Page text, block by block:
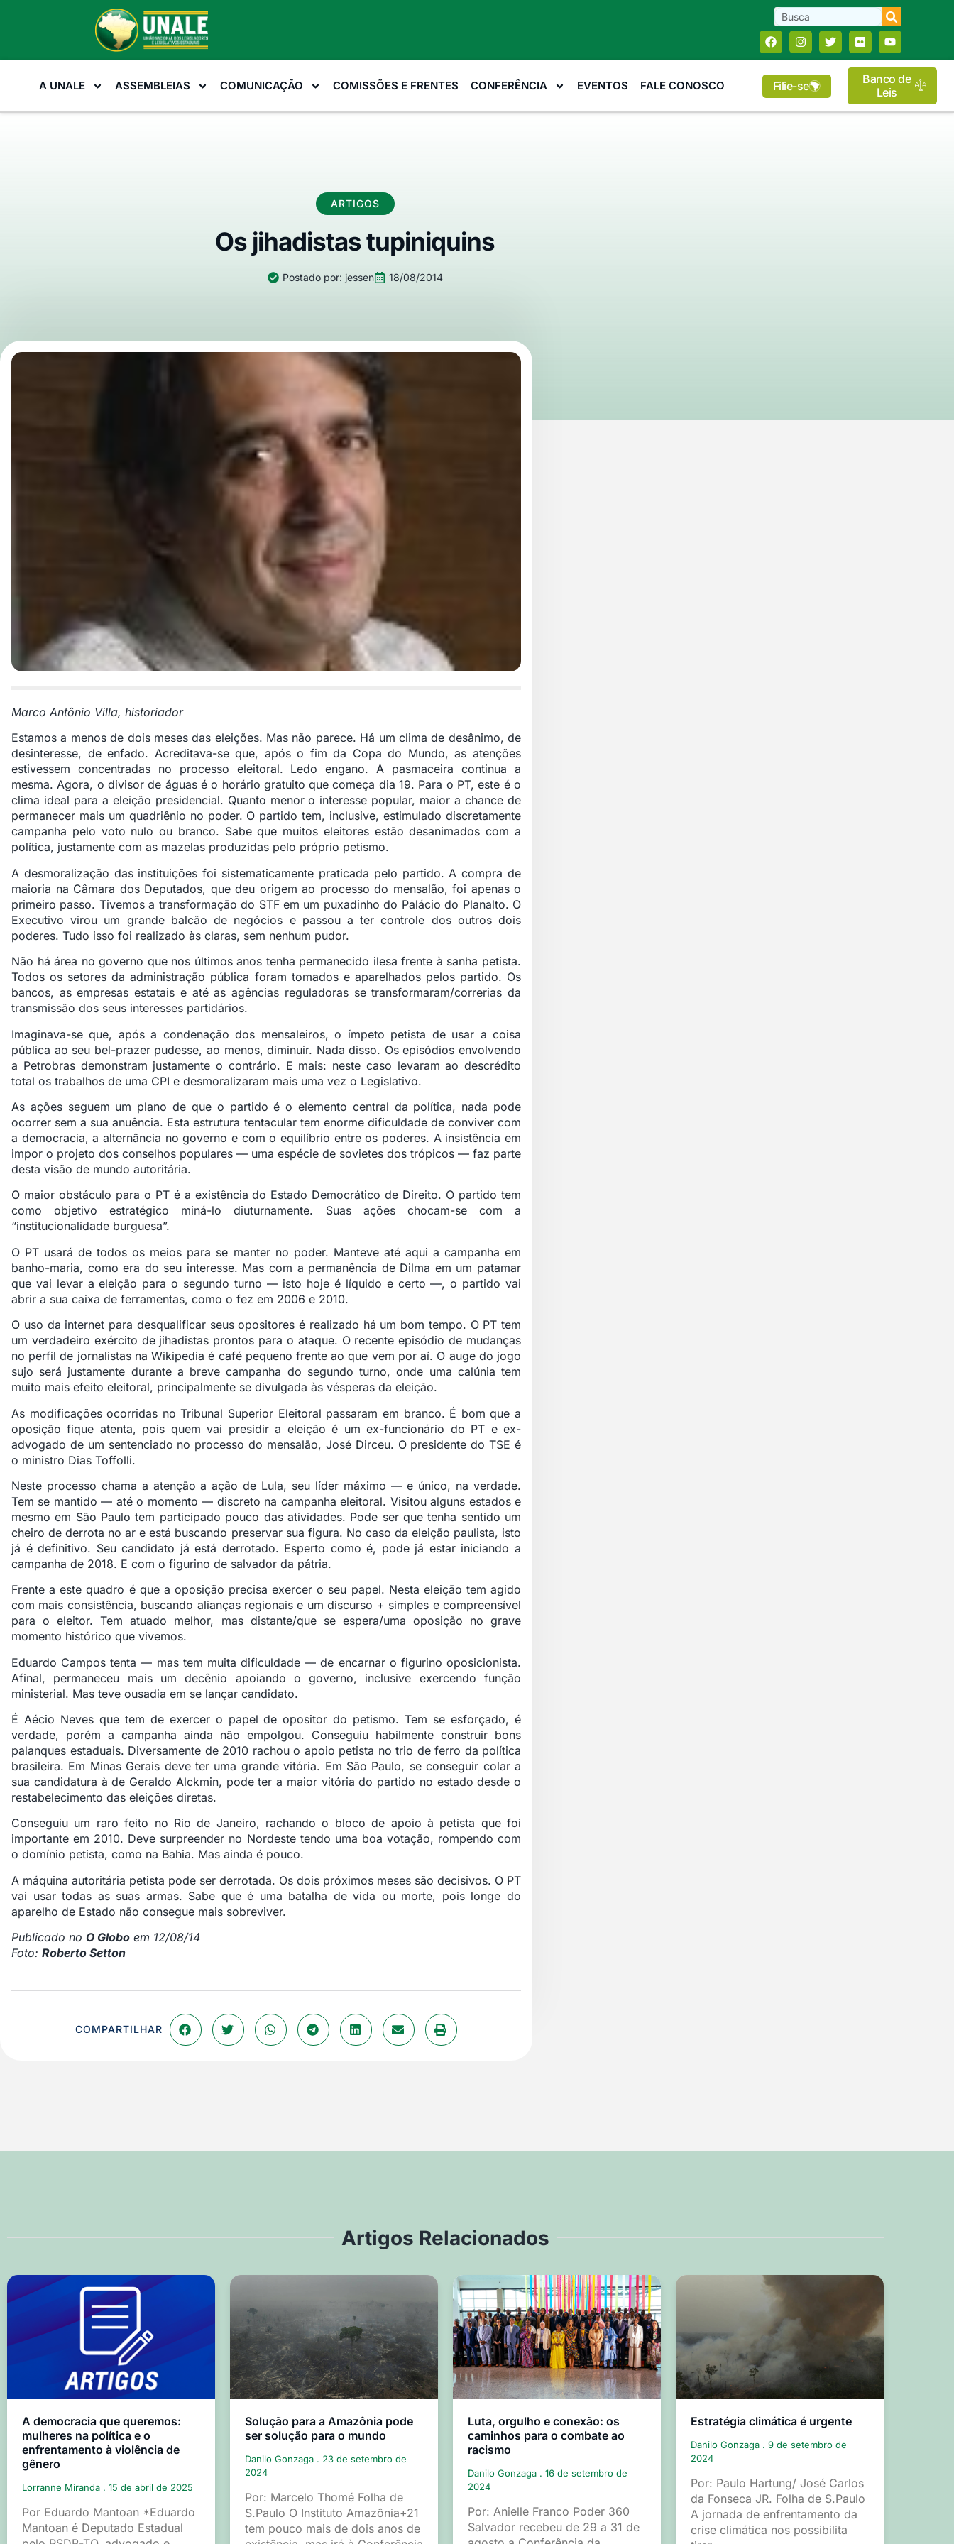
A UNALE ASSEMBLEIAS COMUNICAÇÃO COMISSÕES E FRENTES CONFERÊNCIA EVENTOS FALE CONOSCO Filie-se
Banco de
Leis
ARTIGOS
Os jihadistas tupiniquins
Postado por: jessen 18/08/2014
Marco Antônio Villa, historiador
Estamos a menos de dois meses das eleições. Mas não parece. Há um clima de desânimo, de
desinteresse, de enfado. Acreditava-se que, após o fim da Copa do Mundo, as atenções
estivessem concentradas no processo eleitoral. Ledo engano. A pasmaceira continua a
mesma. Agora, o divisor de águas é o horário gratuito que começa dia 19. Para o PT, este é o
clima ideal para a eleição presidencial. Quanto menor o interesse popular, maior a chance de
permanecer mais um quadriênio no poder. O partido tem, inclusive, estimulado discretamente
campanha pelo voto nulo ou branco. Sabe que muitos eleitores estão desanimados com a
política, justamente com as mazelas produzidas pelo próprio petismo.
A desmoralização das instituições foi sistematicamente praticada pelo partido. A compra de
maioria na Câmara dos Deputados, que deu origem ao processo do mensalão, foi apenas o
primeiro passo. Tivemos a transformação do STF em um puxadinho do Palácio do Planalto. O
Executivo virou um grande balcão de negócios e passou a ter controle dos outros dois
poderes. Tudo isso foi realizado às claras, sem nenhum pudor.
Não há área no governo que nos últimos anos tenha permanecido ilesa frente à sanha petista.
Todos os setores da administração pública foram tomados e aparelhados pelos partido. Os
bancos, as empresas estatais e até as agências reguladoras se transformaram/correrias da
transmissão dos seus interesses partidários.
Imaginava-se que, após a condenação dos mensaleiros, o ímpeto petista de usar a coisa
pública ao seu bel-prazer pudesse, ao menos, diminuir. Nada disso. Os episódios envolvendo
a Petrobras demonstram justamente o contrário. E mais: neste caso levaram ao descrédito
total os trabalhos de uma CPI e desmoralizaram mais uma vez o Legislativo.
As ações seguem um plano de que o partido é o elemento central da política, nada pode
ocorrer sem a sua anuência. Esta estrutura tentacular tem enorme dificuldade de conviver com
a democracia, a alternância no governo e com o equilíbrio entre os poderes. A insistência em
impor o projeto dos conselhos populares — uma espécie de sovietes dos trópicos — faz parte
desta visão de mundo autoritária.
O maior obstáculo para o PT é a existência do Estado Democrático de Direito. O partido tem
como objetivo estratégico miná-lo diuturnamente. Suas ações chocam-se com a
“institucionalidade burguesa”.
O PT usará de todos os meios para se manter no poder. Manteve até aqui a campanha em
banho-maria, como era do seu interesse. Mas com a permanência de Dilma em um patamar
que vai levar a eleição para o segundo turno — isto hoje é líquido e certo —, o partido vai
abrir a sua caixa de ferramentas, como o fez em 2006 e 2010.
O uso da internet para desqualificar seus opositores é realizado há um bom tempo. O PT tem
um verdadeiro exército de jihadistas prontos para o ataque. O recente episódio de mudanças
no perfil de jornalistas na Wikipedia é café pequeno frente ao que vem por aí. O auge do jogo
sujo será justamente durante a breve campanha do segundo turno, onde uma calúnia tem
muito mais efeito eleitoral, principalmente se divulgada às vésperas da eleição.
As modificações ocorridas no Tribunal Superior Eleitoral passaram em branco. É bom que a
oposição fique atenta, pois quem vai presidir a eleição é um ex-funcionário do PT e ex-
advogado de um sentenciado no processo do mensalão, José Dirceu. O presidente do TSE é
o ministro Dias Toffolli.
Neste processo chama a atenção a ação de Lula, seu líder máximo — e único, na verdade.
Tem se mantido — até o momento — discreto na campanha eleitoral. Visitou alguns estados e
mesmo em São Paulo tem participado pouco das atividades. Pode ser que tenha sentido um
cheiro de derrota no ar e está buscando preservar sua figura. No caso da eleição paulista, isto
já é definitivo. Seu candidato já está derrotado. Esperto como é, pode já estar iniciando a
campanha de 2018. E com o figurino de salvador da pátria.
Frente a este quadro é que a oposição precisa exercer o seu papel. Nesta eleição tem agido
com mais consistência, buscando alianças regionais e um discurso + simples e compreensível
para o eleitor. Tem atuado melhor, mas distante/que se espera/uma oposição no grave
momento histórico que vivemos.
Eduardo Campos tenta — mas tem muita dificuldade — de encarnar o figurino oposicionista.
Afinal, permaneceu mais um decênio apoiando o governo, inclusive exercendo função
ministerial. Mas teve ousadia em se lançar candidato.
É Aécio Neves que tem de exercer o papel de opositor do petismo. Tem se esforçado, é
verdade, porém a campanha ainda não empolgou. Conseguiu habilmente construir bons
palanques estaduais. Diversamente de 2010 rachou o apoio petista no trio de ferro da política
brasileira. Em Minas Gerais deve ter uma grande vitória. Em São Paulo, se conseguir colar a
sua candidatura à de Geraldo Alckmin, pode ter a maior vitória do partido no estado desde o
restabelecimento das eleições diretas.
Conseguiu um raro feito no Rio de Janeiro, rachando o bloco de apoio à petista que foi
importante em 2010. Deve surpreender no Nordeste tendo uma boa votação, rompendo com
o domínio petista, como na Bahia. Mas ainda é pouco.
A máquina autoritária petista pode ser derrotada. Os dois próximos meses são decisivos. O PT
vai usar todas as suas armas. Sabe que é uma batalha de vida ou morte, pois longe do
aparelho de Estado não consegue mais sobreviver.
Publicado no O Globo em 12/08/14
Foto: Roberto Setton
COMPARTILHAR
Artigos Relacionados
A democracia que queremos:
mulheres na política e o
enfrentamento à violência de
gênero
Lorranne Miranda 15 de abril de 2025
Por Eduardo Mantoan *Eduardo
Mantoan é Deputado Estadual
Solução para a Amazônia pode
ser solução para o mundo
Danilo Gonzaga
23 de setembro de
2024
Por: Marcelo Thomé Folha de
S.Paulo O Instituto Amazônia+21
tem pouco mais de dois anos de
Luta, orgulho e conexão: os
caminhos para o combate ao
racismo
Danilo Gonzaga
16 de setembro de
2024
Por: Anielle Franco Poder 360
Salvador recebeu de 29 a 31 de
Estratégia climática é urgente
Danilo Gonzaga
9 de setembro de
2024
Por: Paulo Hartung/ José Carlos
da Fonseca JR. Folha de S.Paulo
A jornada de enfrentamento da
crise climática nos possibilita